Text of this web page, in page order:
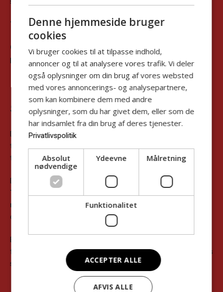
stk. profiteroles med nougat og chokolade.
Tapasbrættet serveres en time før forestillingsstart.
OBS:
Mængden er rigeligt til én person, men som snack til to
personer.
SÅDAN BESTILLER DU:
Du kan bestille dit teaterbræt sammen med din billet eller som
tilkøb, hvis du kommer i tanke om det på et senere tidspunkt.
tilkøber maden under det event, du ønsker at bestille tapas til.
Du finder bestillingsknappen under
Find Billetter -> Tilkøb:
Tapas, Drikkevare m.m. På det event du ønsker at bestille
mad til.
Er muligheden ikke tilgængelig når du skal købe billet, er
det fordi eventet ikke understøtter tapas salg.
Bestillingen skal ske senest kl. 10.00 på dagen for den valgte
forestilling. Ved lørdagsforestillinger skal bestillingen dog afgives
senest fredag kl. 10.00.
Denne hjemmeside bruger
cookies
Vi bruger cookies til at tilpasse indhold,
annoncer og til at analysere vores trafik. Vi deler
også oplysninger om din brug af vores websted
med vores annoncerings- og analysepartnere,
som kan kombinere dem med andre
oplysninger, som du har givet dem, eller som de
har indsamlet fra din brug af deres tjenester.
Privatlivspolitik
Absolut
nødvendige
Ydeevne Målretning
Funktionalitet
ACCEPTER ALLE
AFVIS ALLE